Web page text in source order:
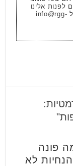
לפנות אלינו
info@rgg-
פונה
לא